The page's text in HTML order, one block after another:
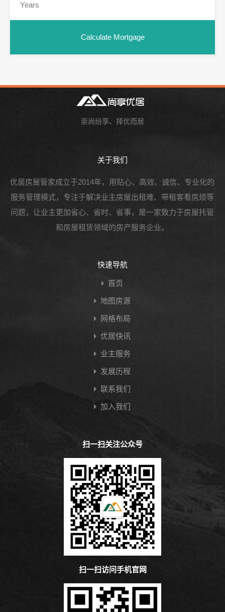
崇尚纷享、择优而居
关于我们
优居房屋管家成立于2014年，用贴心、高效、诚信、专业化的
服务管理模式，专注于解决业主房屋出租难、带租客看房烦等
问题，让业主更加省心、省时、省事，是一家致力于房屋托管
和房屋租赁领域的房产服务企业。
快速导航
首页
地图房源
网格布局
优居快讯
业主服务
发展历程
联系我们
加入我们
扫一扫关注公众号
扫一扫访问手机官网